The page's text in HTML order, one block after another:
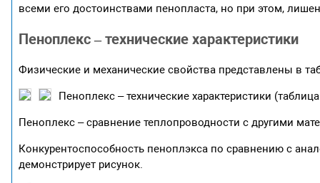
всеми его достоинствами пенопласта, но при этом,
Пеноплекс – технические характеристики
Физические и механические свойства представлены в
Пеноплекс – технические характеристики
Пеноплекс – сравнение теплопроводности с другими
Конкурентоспособность пеноплэкса по сравнению с
демонстрирует рисунок.